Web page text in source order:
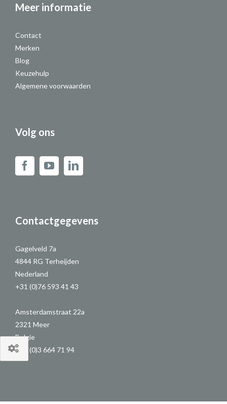
Meer informatie
Contact
Merken
Blog
Keuzehulp
Algemene voorwaarden
Volg ons
Contactgegevens
Gagelveld 7a
4844 RG Terheijden
Nederland
+31 (0)76 593 41 43
Amsterdamstraat 22a
2321 Meer
Belgie
+32 (0)3 664 71 94